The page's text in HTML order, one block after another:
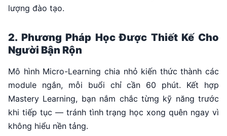
lượng đào tạo.
2. Phương Pháp Học Được Thiết Kế Cho
Người Bận Rộn
Mô hình Micro-Learning chia nhỏ kiến thức thành các
module ngắn, mỗi buổi chỉ cần 60 phút. Kết hợp
Mastery Learning, bạn nắm chắc từng kỹ năng trước
khi tiếp tục — tránh tình trạng học xong quên ngay vì
không hiểu nền tảng.